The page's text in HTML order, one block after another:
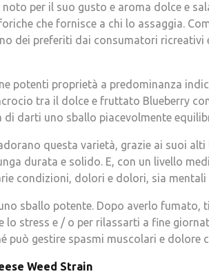
noto per il suo gusto e aroma dolce e
che fornisce a chi lo assaggia.
dei preferiti dai consumatori
potenti proprietà a predominanza
tra il dolce e fruttato Blueberry
darti uno sballo piacevolmente
questa varietà, grazie ai suoi alti
durata e solido. E, con un livello
condizioni, dolori e dolori, sia mentali
sballo potente. Dopo averlo
stress e / o per rilassarti a fine
può gestire spasmi muscolari e dolore
Weed Strain